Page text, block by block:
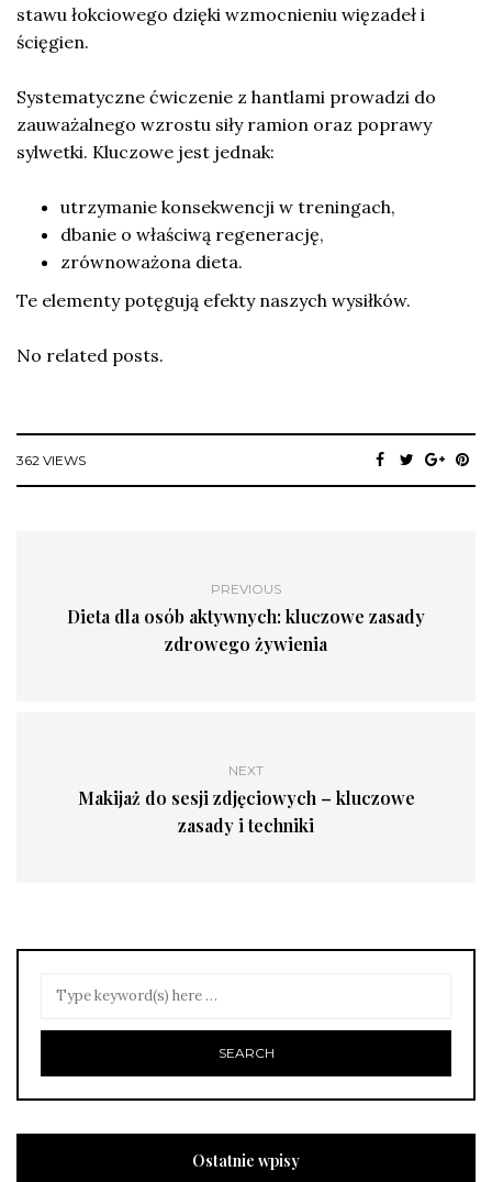
stawu łokciowego dzięki wzmocnieniu więzadeł i
ścięgien.
Systematyczne ćwiczenie z hantlami prowadzi do
zauważalnego wzrostu siły ramion oraz poprawy
sylwetki. Kluczowe jest jednak:
utrzymanie konsekwencji w treningach,
dbanie o właściwą regenerację,
zrównoważona dieta.
Te elementy potęgują efekty naszych wysiłków.
No related posts.
362 VIEWS
PREVIOUS
Dieta dla osób aktywnych: kluczowe zasady
zdrowego żywienia
NEXT
Makijaż do sesji zdjęciowych – kluczowe
zasady i techniki
Ostatnie wpisy